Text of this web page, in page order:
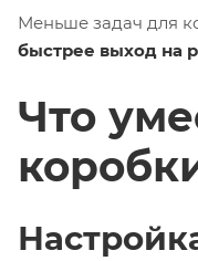
Меньше задач для
быстрее выход на
Что